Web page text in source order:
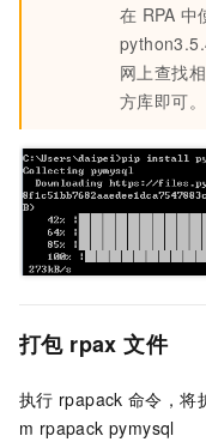
在 RPA 中
网上查找
方库即可。
打包 rpax 文件
执行 rpapack 命令，将
m rpapack pymysql